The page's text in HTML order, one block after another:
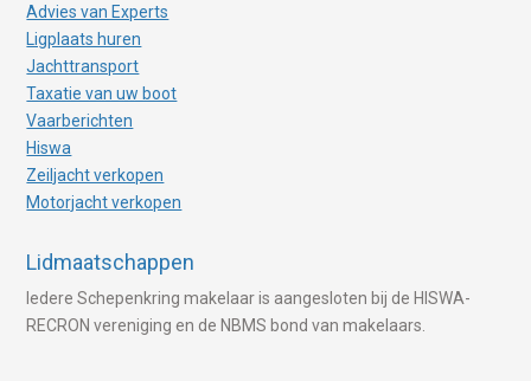
Advies van Experts
Ligplaats huren
Jachttransport
Taxatie van uw boot
Vaarberichten
Hiswa
Zeiljacht verkopen
Motorjacht verkopen
Lidmaatschappen
Iedere Schepenkring makelaar is aangesloten bij de HISWA-
RECRON vereniging en de NBMS bond van makelaars.